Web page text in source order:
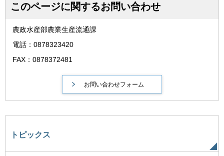
このページに関するお問い合わせ
農政水産部農業生産流通課
電話：0878323420
FAX：0878372481
トピックス